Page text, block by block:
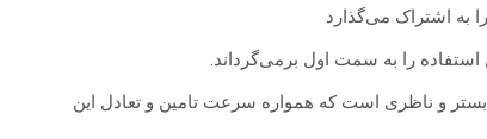
به اشتراک می‌گذارد
را به سمت اول برمی‌گرداند.
بستر و ناظری است که همواره سرعت تامین و تعادل این